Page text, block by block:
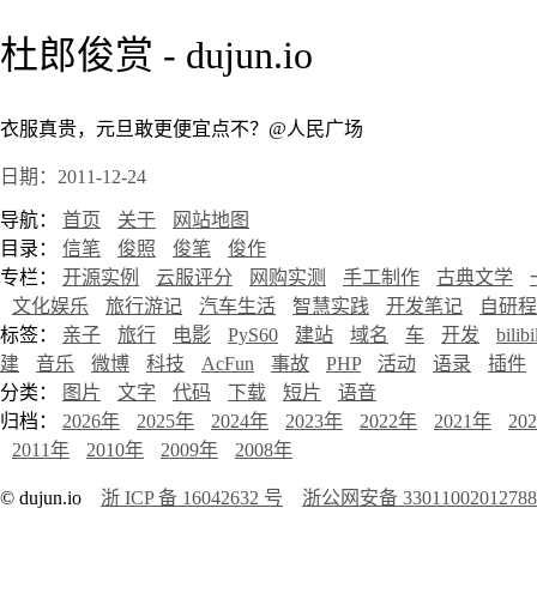
杜郎俊赏 - dujun.io
衣服真贵，元旦敢更便宜点不？@人民广场
日期：2011-12-24
导航： 首页 关于
网站地图
目录： 信笔 俊照 俊笔
俊作
专栏： 开源实例 云服评分 网购实测 手工制作 古典文学
文化娱乐
旅行游记 汽车生活 智慧实践 开发笔记
自研
标签： 亲子 旅行 电影 PyS60 建站 域名 车 开发
建
音乐 微博 科技 AcFun 事故 PHP 活动 语录
插件
分类：
图片 文字 代码 下载 短片
语音
归档： 2026年 2025年 2024年 2023年 2022年 2021年
2011年
2010年 2009年 2008年
© dujun.io 浙 ICP 备 16042632 号 浙公网安备